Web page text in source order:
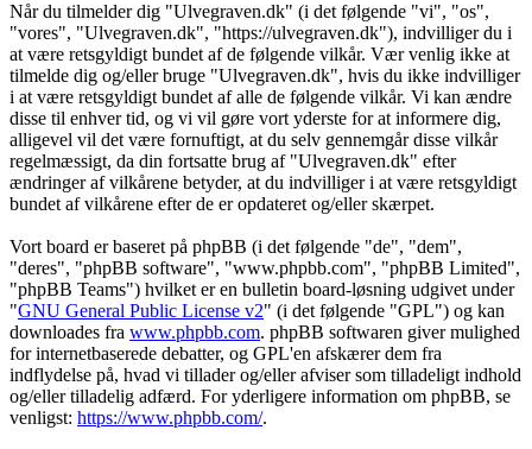
Når du tilmelder dig "Ulvegraven.dk" (i det følgende "vi", "os",
"vores", "Ulvegraven.dk", "https://ulvegraven.dk"), indvilliger du i
at være retsgyldigt bundet af de følgende vilkår. Vær venlig ikke at
tilmelde dig og/eller bruge "Ulvegraven.dk", hvis du ikke indvilliger
i at være retsgyldigt bundet af alle de følgende vilkår. Vi kan ændre
disse til enhver tid, og vi vil gøre vort yderste for at informere dig,
alligevel vil det være fornuftigt, at du selv gennemgår disse vilkår
regelmæssigt, da din fortsatte brug af "Ulvegraven.dk" efter
ændringer af vilkårene betyder, at du indvilliger i at være retsgyldigt
bundet af vilkårene efter de er opdateret og/eller skærpet.
Vort board er baseret på phpBB (i det følgende "de", "dem",
"deres", "phpBB software", "www.phpbb.com", "phpBB Limited",
"phpBB Teams") hvilket er en bulletin board-løsning udgivet under
"GNU General Public License v2" (i det følgende "GPL") og kan
downloades fra www.phpbb.com. phpBB softwaren giver mulighed
for internetbaserede debatter, og GPL'en afskærer dem fra
indflydelse på, hvad vi tillader og/eller afviser som tilladeligt indhold
og/eller tilladelig adfærd. For yderligere information om phpBB, se
venligst: https://www.phpbb.com/.